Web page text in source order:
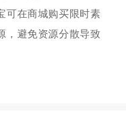
可在商城购买限时素
，避免资源分散导致